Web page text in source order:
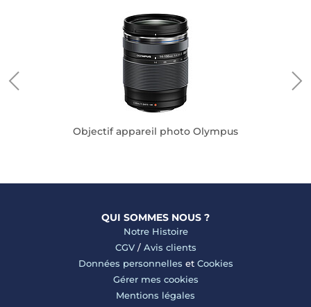
Objectif appareil photo Olympus
QUI SOMMES NOUS ?
Notre Histoire
CGV/ Avis clients
Données personnelles et Cookies
Gérer mes cookies
Mentions légales